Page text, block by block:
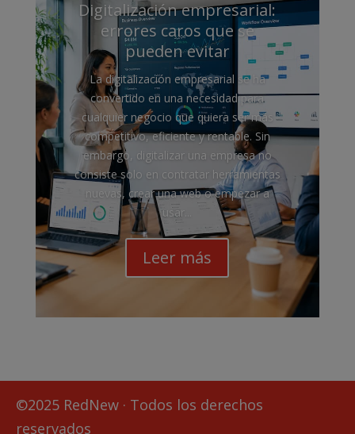
Digitalización empresarial:
errores caros que se
pueden evitar
La digitalización empresarial se ha
convertido en una necesidad para
cualquier negocio que quiera ser más
competitivo, eficiente y rentable. Sin
embargo, digitalizar una empresa no
consiste solo en contratar herramientas
nuevas, crear una web o empezar a
usar...
Leer más
©2025 RedNew · Todos los derechos
reservados